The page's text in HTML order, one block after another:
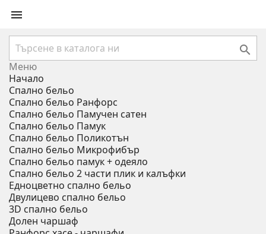


Меню
Начало
Спално бельо
Спално бельо Ранфорс
Спално бельо Памучен сатен
Спално бельо Памук
Спално бельо Поликотън
Спално бельо Микрофибър
Спално бельо памук + одеяло
Спално бельо 2 части плик и калъфки
Eдноцветно спално бельо
Двулицево спално бельо
3D спално бельо
Долен чаршаф